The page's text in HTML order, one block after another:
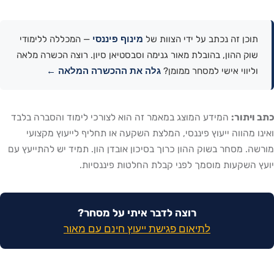
תוכן זה נכתב על ידי הצוות של מינוף פיננסי — המכללה ללימודי
שוק ההון, בהובלת מאור גנימה וסבסטיאן סיון. רוצה הכשרה מלאה
וליווי אישי למסחר ממומן? גלה את ההכשרה המלאה ←
כתב ויתור: המידע המוצג במאמר זה הוא לצורכי לימוד והסברה בלבד
ואינו מהווה ייעוץ פיננסי, המלצת השקעה או תחליף לייעוץ מקצועי
מורשה. מסחר בשוק ההון כרוך בסיכון אובדן הון. תמיד יש להתייעץ עם
יועץ השקעות מוסמך לפני קבלת החלטות פיננסיות.
רוצה לדבר איתי על מסחר?
לתיאום פגישת ייעוץ חינם עם מאור